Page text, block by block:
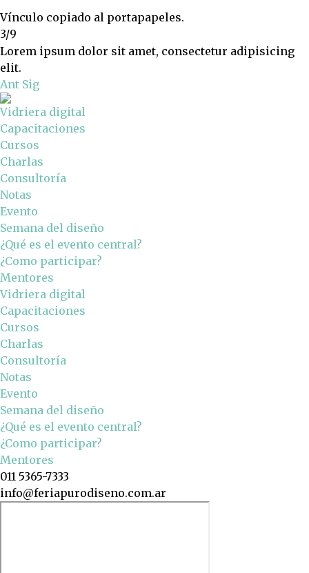
Vínculo copiado al portapapeles.
3/9
Lorem ipsum dolor sit amet, consectetur adipisicing
elit.
Ant Sig
Vidriera digital
Capacitaciones
Cursos
Charlas
Consultoría
Notas
Evento
Semana del diseño
¿Qué es el evento central?
¿Como participar?
Mentores
Vidriera digital
Capacitaciones
Cursos
Charlas
Consultoría
Notas
Evento
Semana del diseño
¿Qué es el evento central?
¿Como participar?
Mentores
011 5365-7333
info@feriapurodiseno.com.ar